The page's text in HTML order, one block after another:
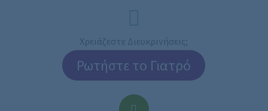
Χρειάζεστε Διευκρινήσεις;
Ρωτήστε το Γιατρό